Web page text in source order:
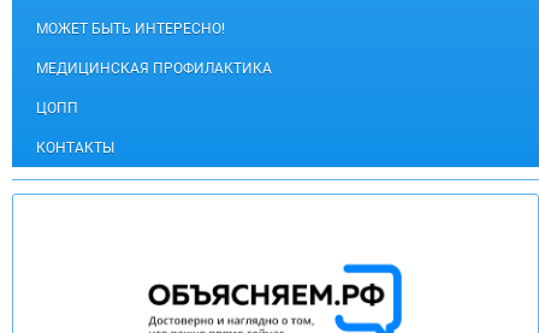
МОЖЕТ БЫТЬ ИНТЕРЕСНО!
МЕДИЦИНСКАЯ ПРОФИЛАКТИКА
ЦОПП
КОНТАКТЫ